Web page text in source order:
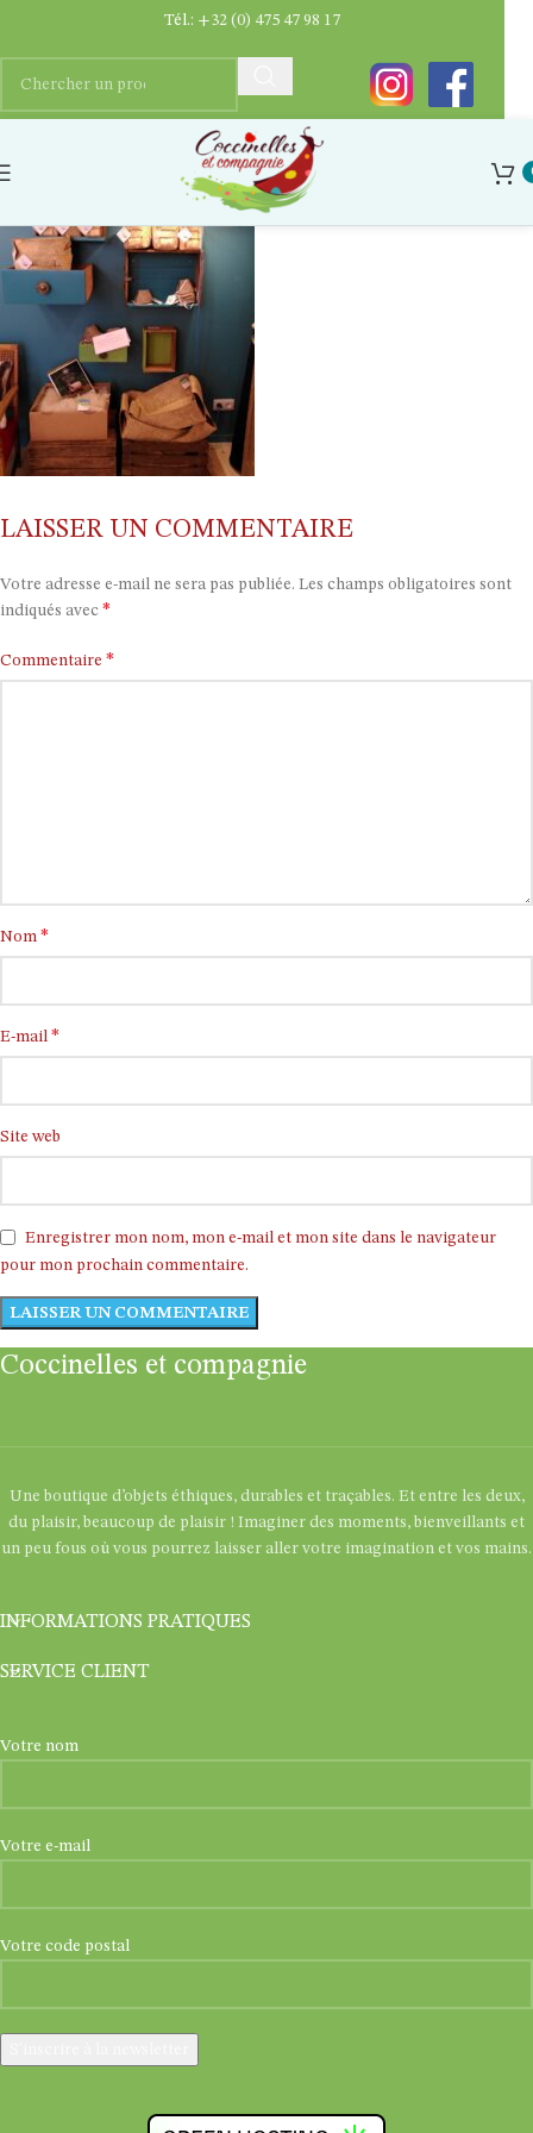
LAISSER UN COMMENTAIRE
Votre adresse e-mail ne sera pas publiée. Les champs obligatoires sont
indiqués avec *
Commentaire *
Nom *
E-mail *
Site web
Enregistrer mon nom, mon e-mail et mon site dans le navigateur
pour mon prochain commentaire.
Coccinelles et compagnie
Une boutique d’objets éthiques, durables et traçables. Et entre les deux,
du plaisir, beaucoup de plaisir ! Imaginer des moments, bienveillants et
un peu fous où vous pourrez laisser aller votre imagination et vos mains.
INFORMATIONS PRATIQUES
SERVICE CLIENT
Votre nom
Votre e-mail
Votre code postal
Tél.: +32 (0) 475 47 98 17